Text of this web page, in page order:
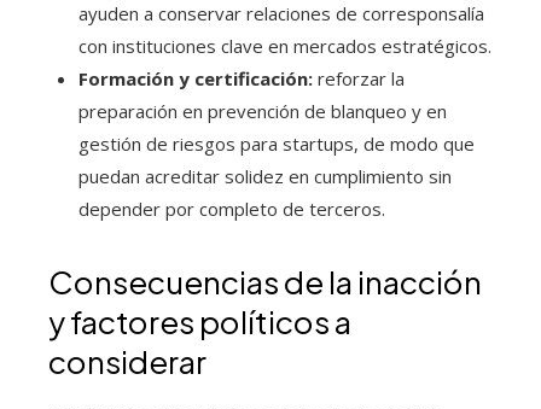
ayuden a conservar relaciones de corresponsalía
con instituciones clave en mercados estratégicos.
Formación y certificación: reforzar la
preparación en prevención de blanqueo y en
gestión de riesgos para startups, de modo que
puedan acreditar solidez en cumplimiento sin
depender por completo de terceros.
Consecuencias de la inacción
y factores políticos a
considerar